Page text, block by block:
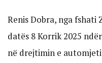
Renis Dobra, nga
datës 8 Korrik 2025
në drejtimin e